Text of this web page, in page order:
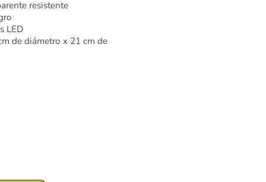
resistente
LED
de diámetro x 21 cm de